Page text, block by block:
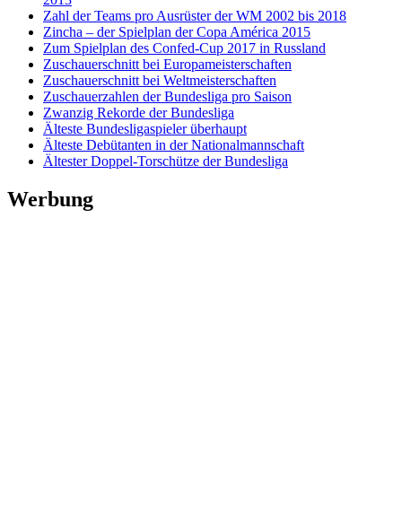
Zahl der Teams pro Ausrüster der WM 2002 bis 2018
Zincha – der Spielplan der Copa América 2015
Zum Spielplan des Confed-Cup 2017 in Russland
Zuschauerschnitt bei Europameisterschaften
Zuschauerschnitt bei Weltmeisterschaften
Zuschauerzahlen der Bundesliga pro Saison
Zwanzig Rekorde der Bundesliga
Älteste Bundesligaspieler überhaupt
Älteste Debütanten in der Nationalmannschaft
Ältester Doppel-Torschütze der Bundesliga
Werbung